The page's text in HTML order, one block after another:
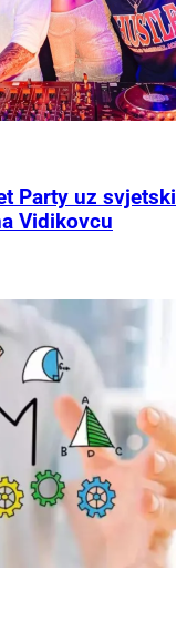
Party uz svjetski
Vidikovcu